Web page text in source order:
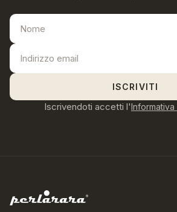
ISCRIVITI
Iscrivendoti accetti l'